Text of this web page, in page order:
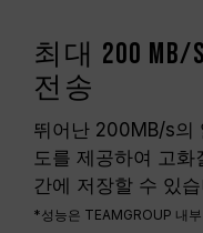
최대 200
전송
뛰어난 200MB/s의
도를 제공하여 고화
간에 저장할 수 있
*성능은 TEAMGROUP 내